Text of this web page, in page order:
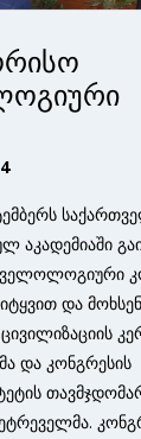
აკადემიაში
და
და კონგრესის